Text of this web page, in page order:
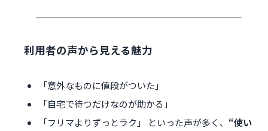
利用者の声から見える魅力
「意外なものに値段がついた」
「自宅で待つだけなのが助かる」
「フリマよりずっとラク」 といった声が多く、 “使い